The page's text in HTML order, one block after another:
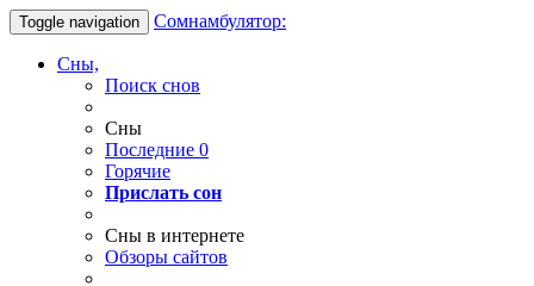
Toggle navigation Сомнамбулятор:
Сны,
Поиск снов
Сны
Последние 0
Горячие
Прислать сон
Сны в интернете
Обзоры сайтов